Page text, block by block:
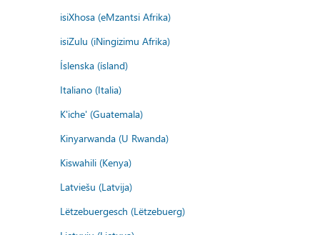
isiXhosa (eMzantsi Afrika)
isiZulu (iNingizimu Afrika)
Íslenska (ísland)
Italiano (Italia)
K'iche' (Guatemala)
Kinyarwanda (U Rwanda)
Kiswahili (Kenya)
Latviešu (Latvija)
Lëtzebuergesch (Lëtzebuerg)